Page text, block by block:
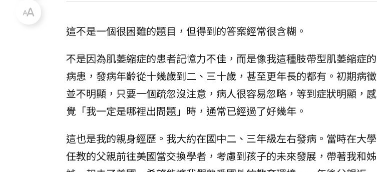
這不是一個很困難的題目，但得到的答案經常很含糊。
不是因為肌萎縮症的患者記憶力不佳，而是像我這種肢帶型肌萎縮症的
病患，發病年齡從十幾歲到二、三十歲，甚至更年長的都有。初期病徵
並不明顯，只要一個疏忽沒注意，病人很容易忽略，等到症狀明顯，感
覺「我一定是哪裡出問題」時，通常已經過了好幾年。
這也是我的親身經歷。我大約在國中二、三年級左右發病。當時在大學
任教的父親前往美國當交換學者，考慮到孩子的未來發展，帶著我和姊